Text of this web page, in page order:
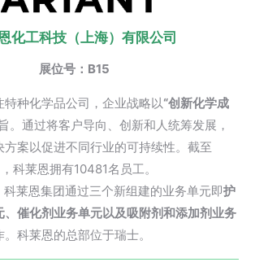
化工科技（上海）有限公司
展位号：B15
种化学品公司，企业战略以“创新化学成
。通过将客户导向、创新和人统筹发展，
案以促进不同行业的可持续性。截至
科莱恩拥有10481名员工。
莱恩集团通过三个新组建的业务单元即护
、催化剂业务单元以及吸附剂和添加剂业务
科莱恩的总部位于瑞士。